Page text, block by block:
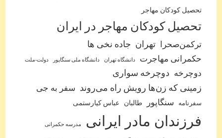
تحصیل کودکان مهاجر
تحصیل کودکان مهاجر در ایران
ترکمن‌صحرا تهران
جاده نخی ها
حکمرانی مهاجرت
دانشگاه تهران دانشگاه ملی سنگاپور دولت-ملت
دوچرخه
دوچرخه سواری
زمینی که زن‌ها رویش راه می‌روند
سفر به جی
سفرنامه سنگاپور طالبان عباس کیارستمی
فرزندان مادر ایرانی مدرسه حکمرانی